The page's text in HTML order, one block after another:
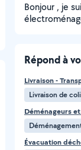
Bonjour , je
Répond à
Livraison -
Livraison de
Déménageurs
Évacuation